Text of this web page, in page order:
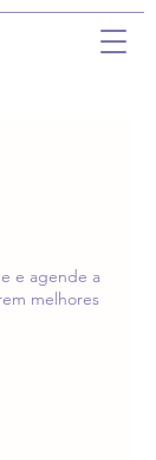
e agende a
melhores